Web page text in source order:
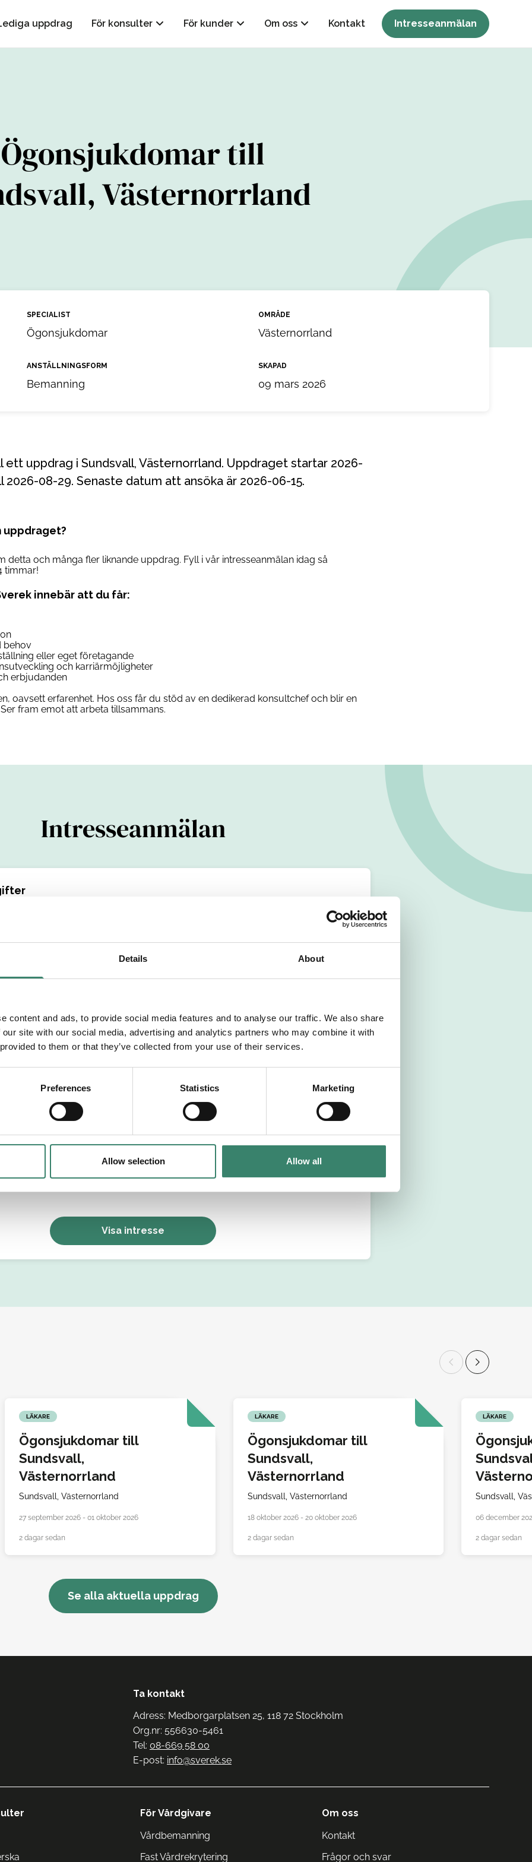
Details About
content and ads, to provide social media features and to analyse our traffic. We also share
site with our social media, advertising and analytics partners who may combine it with
to them or that they’ve collected from your use of their services.
Preferences Statistics Marketing
Allow selection Allow all
uppdrag För konsulter För kunder Om oss Kontakt Intresseanmälan
Ögonsjukdomar till
Västernorrland
SPECIALIST
Ögonsjukdomar
OMRÅDE
Västernorrland
ANSTÄLLNINGSFORM
Bemanning
SKAPAD
09 mars 2026
2026-08-29. Senaste datum att ansöka är 2026-06-15.
uppdraget?
detta och många fler liknande uppdrag. Fyll i vår intresseanmälan idag så
timmar!
innebär att du får:
behov
eller eget företagande
och karriärmöjligheter
erbjudanden
oavsett erfarenhet. Hos oss får du stöd av en dedikerad konsultchef och blir en
fram emot att arbeta tillsammans.
Intresseanmälan
Efternamn
Visa intresse
LÄKARE
Ögonsjukdomar till
Sundsvall,
Västernorrland
Sundsvall,Västernorrland
27 september 2026 - 01 oktober 2026
2 dagar sedan
LÄKARE
Ögonsjukdomar till
Sundsvall,
Västernorrland
Sundsvall, Västernorrland
18 oktober 2026 - 20 oktober 2026
2 dagar sedan
LÄKARE
Sundsvall,
06 december
2 dagar sedan
Se alla aktuella uppdrag
Ta kontakt
Adress: Medborgarplatsen 25, 118 72 Stockholm
Org.nr: 556630-5461
Tel: 08-669 58 00
E-post: info@sverek.se
För Vårdgivare
Vårdbemanning
Fast Vårdrekrytering
Om oss
Kontakt
Frågor och svar